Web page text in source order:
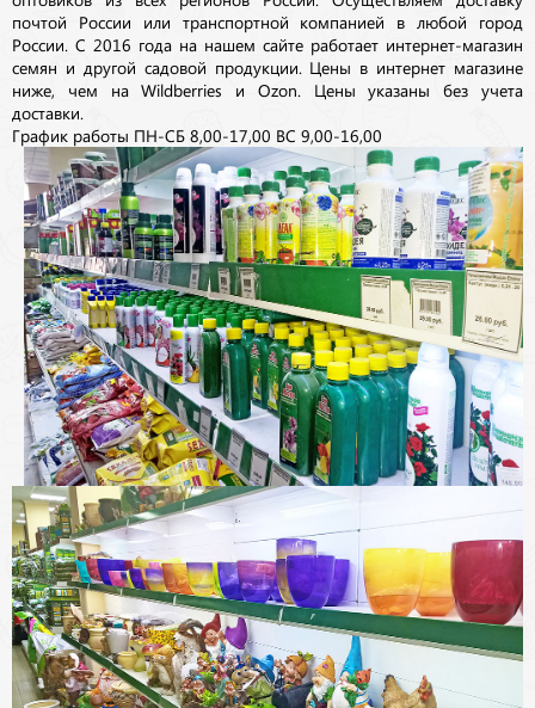
почтой России или транспортной компанией в любой город
России. С 2016 года на нашем сайте работает интернет-магазин
семян и другой садовой продукции. Цены в интернет магазине
ниже, чем на Wildberries и Ozon. Цены указаны без учета
доставки.
График работы ПН-СБ 8,00-17,00 ВС 9,00-16,00